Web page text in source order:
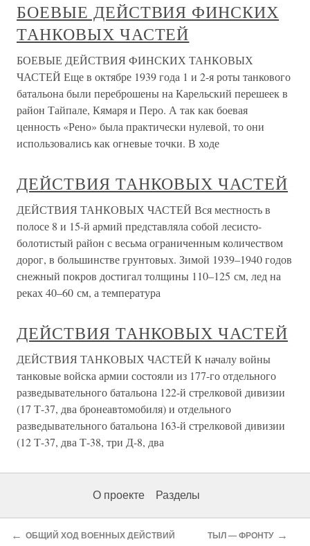
БОЕВЫЕ ДЕЙСТВИЯ ФИНСКИХ
ТАНКОВЫХ ЧАСТЕЙ
БОЕВЫЕ ДЕЙСТВИЯ ФИНСКИХ ТАНКОВЫХ
ЧАСТЕЙ Еще в октябре 1939 года 1 и 2-я роты танкового
батальона были переброшены на Карельский перешеек в
район Тайпале, Кямаря и Перо. А так как боевая
ценность «Рено» была практически нулевой, то они
использовались как огневые точки. В ходе
ДЕЙСТВИЯ ТАНКОВЫХ ЧАСТЕЙ
ДЕЙСТВИЯ ТАНКОВЫХ ЧАСТЕЙ Вся местность в
полосе 8 и 15-й армий представляла собой лесисто-
болотистый район с весьма ограниченным количеством
дорог, в большинстве грунтовых. Зимой 1939–1940 годов
снежный покров достигал толщины 110–125 см, лед на
реках 40–60 см, а температура
ДЕЙСТВИЯ ТАНКОВЫХ ЧАСТЕЙ
ДЕЙСТВИЯ ТАНКОВЫХ ЧАСТЕЙ К началу войны
танковые войска армии состояли из 177-го отдельного
разведывательного батальона 122-й стрелковой дивизии
(17 Т-37, два бронеавтомобиля) и отдельного
разведывательного батальона 163-й стрелковой дивизии
(12 Т-37, два Т-38, три Д-8, два
О проекте Разделы
← ОБЩИЙ ХОД ВОЕННЫХ ДЕЙСТВИЙ ТЫЛ — ФРОНТУ →